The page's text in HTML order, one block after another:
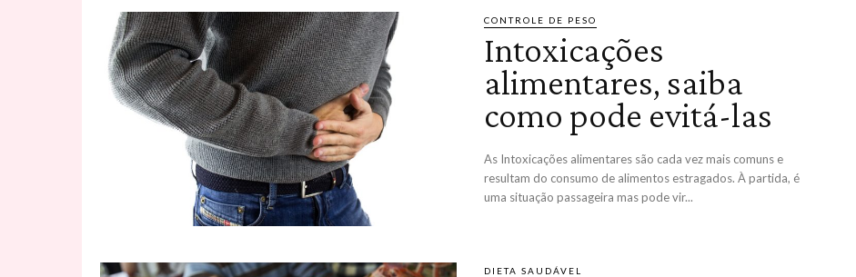
CONTROLE DE PESO
Intoxicações
alimentares, saiba
como pode evitá-las
As Intoxicações alimentares são cada vez mais comuns e
resultam do consumo de alimentos estragados. À partida, é
uma situação passageira mas pode vir...
DIETA SAUDÁVEL